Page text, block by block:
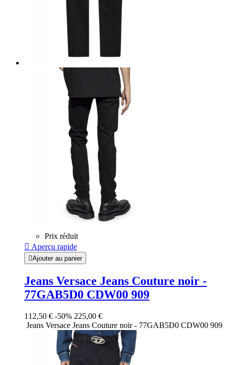
Prix réduit
 Aperçu rapide
Ajouter au panier
Jeans Versace Jeans Couture noir -
77GAB5D0 CDW00 909
112,50 € -50% 225,00 €
Jeans Versace Jeans Couture noir - 77GAB5D0 CDW00 909